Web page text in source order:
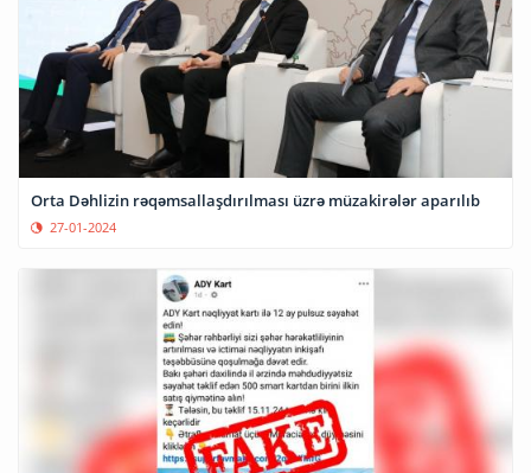
Orta Dəhlizin rəqəmsallaşdırılması üzrə müzakirələr aparılıb
27-01-2024